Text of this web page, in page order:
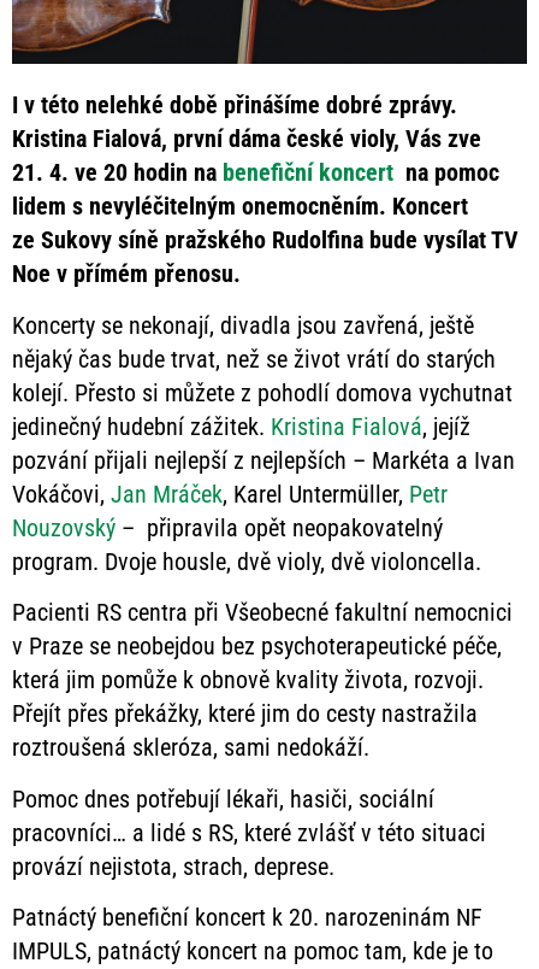
I v této nelehké době přinášíme dobré zprávy.
Kristina Fialová, první dáma české violy, Vás zve
21. 4. ve 20 hodin na benefiční koncert na pomoc
lidem s nevyléčitelným onemocněním. Koncert
ze Sukovy síně pražského Rudolfina bude vysílat TV
Noe v přímém přenosu.
Koncerty se nekonají, divadla jsou zavřená, ještě
nějaký čas bude trvat, než se život vrátí do starých
kolejí. Přesto si můžete z pohodlí domova vychutnat
jedinečný hudební zážitek. Kristina Fialová, jejíž
pozvání přijali nejlepší z nejlepších – Markéta a Ivan
Vokáčovi, Jan Mráček, Karel Untermüller, Petr
Nouzovský – připravila opět neopakovatelný
program. Dvoje housle, dvě violy, dvě violoncella.
Pacienti RS centra při Všeobecné fakultní nemocnici
v Praze se neobejdou bez psychoterapeutické péče,
která jim pomůže k obnově kvality života, rozvoji.
Přejít přes překážky, které jim do cesty nastražila
roztroušená skleróza, sami nedokáží.
Pomoc dnes potřebují lékaři, hasiči, sociální
pracovníci… a lidé s RS, které zvlášť v této situaci
provází nejistota, strach, deprese.
Patnáctý benefiční koncert k 20. narozeninám NF
IMPULS, patnáctý koncert na pomoc tam, kde je to